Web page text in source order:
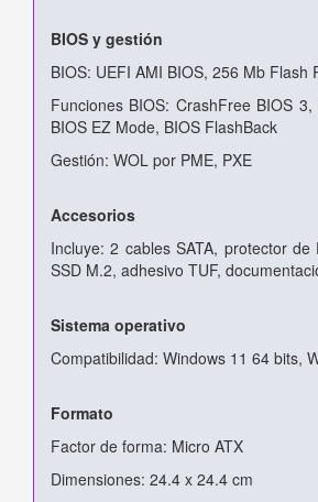
BIOS y gestión
BIOS: UEFI AMI BIOS, 256 Mb Flash
Funciones BIOS: CrashFree BIOS
BIOS EZ Mode, BIOS FlashBack
Gestión: WOL por PME, PXE
Accesorios
Incluye: 2 cables SATA, protector de
SSD M.2, adhesivo TUF,
Sistema operativo
Compatibilidad: Windows 11 64 bits,
Formato
Factor de forma: Micro ATX
Dimensiones: 24.4 x 24.4 cm